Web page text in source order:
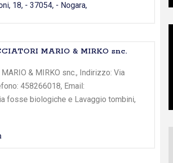
18, - 37054, - Nogara,
MARIO & MIRKO snc.
& MIRKO snc., Indirizzo: Via
458266018, Email:
fosse biologiche e Lavaggio tombini,